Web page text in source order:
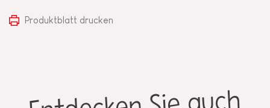
Produktblatt drucken